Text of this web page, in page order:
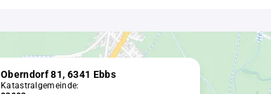
Oberndorf 81, 6341 Ebbs
Katastralgemeinde: